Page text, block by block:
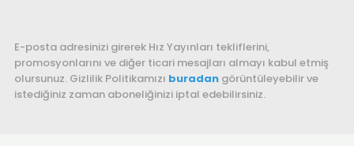
E-posta adresinizi girerek Hız Yayınları tekliflerini,
promosyonlarını ve diğer ticari mesajları almayı kabul etmiş
olursunuz. Gizlilik Politikamızı buradan görüntüleyebilir ve
istediğiniz zaman aboneliğinizi iptal edebilirsiniz.